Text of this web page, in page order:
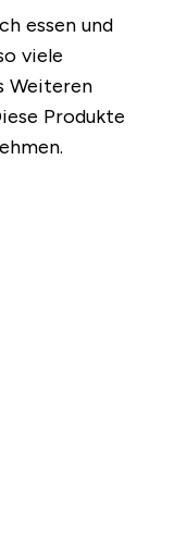
essen und
viele
Weiteren
Produkte